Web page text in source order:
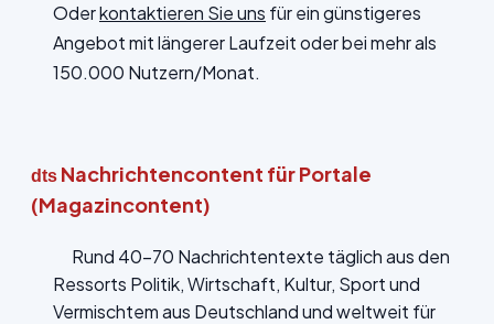
Oderkontaktieren Sie uns für ein günstigeres
Angebot mit längerer Laufzeit oder bei mehr als
150.000 Nutzern/Monat.
dts Nachrichtencontent für Portale
(Magazincontent)
Rund 40-70 Nachrichtentexte täglich aus den
Ressorts Politik, Wirtschaft, Kultur, Sport und
Vermischtem aus Deutschland und weltweit für